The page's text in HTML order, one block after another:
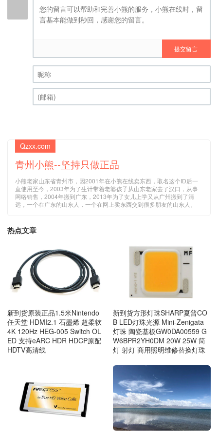
提交留言
昵称 (必填)
Qzxx.com
青州小熊--坚持只做正品
小熊老家山东省青州市，因2001年在小熊在线卖东西，取名这个ID后一
直使用至今，2003年为了生计带着老婆孩子从山东老家去了汉口，从事
网络销售，2004年搬到广东，2013年为了女儿上学又从广州搬到了清
远，一个在广东的山东人，一个在网上卖东西交到很多朋友的山东人。
热点文章
新到货原装正品1.5米Nintendo
任天堂 HDMI2.1 石墨烯 超柔软
4K 120Hz HEG-005 Switch OL
ED 支持eARC HDR HDCP原配
HDTV高清线
新到货方形灯珠SHARP夏普CO
B LED灯珠光源 Mini-Zenigata
灯珠 陶瓷基板GW0DA00559 G
W6BPR2YH0DM 20W 25W 筒
灯 射灯 商用照明维修替换灯珠